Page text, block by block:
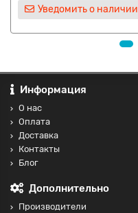
Уведомить о наличии
Информация
О нас
Оплата
Доставка
Контакты
Блог
Дополнительно
Производители